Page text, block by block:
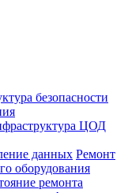
безопасности
ЦОД
данных Ремонт
оборудования
ремонта